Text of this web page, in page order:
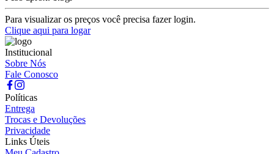
Para visualizar os preços você precisa fazer login.
Clique aqui para logar
Institucional
Sobre Nós
Fale Conosco
Políticas
Entrega
Trocas e Devoluções
Privacidade
Links Úteis